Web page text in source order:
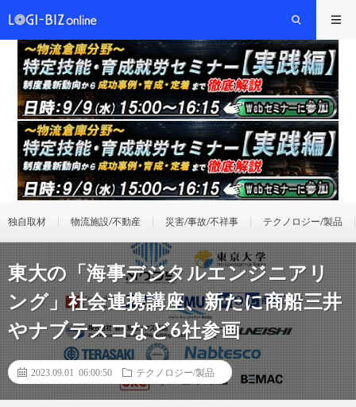
独自取材 物流施設/不動産 災害/事故/不祥事 テクノロジー/製品
東大の「海事デジタルエンジニアリ
ング」社会連携講座、新たに商船三井
やナブテスコなど6社参画
2023.09.01 06:00:50 テクノロジー/製品